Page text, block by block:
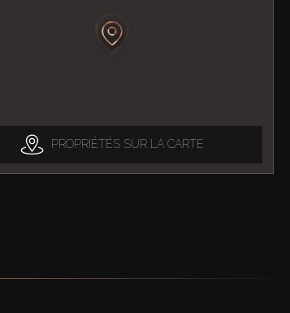
PROPRIÉTÉS SUR LA CARTE